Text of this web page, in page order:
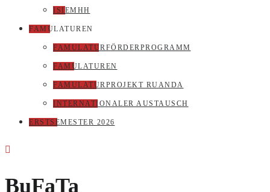
ISIEMHH
FAMULATUREN
FAMULATURFÖRDERPROGRAMM
FAMULATUREN
FAMULATURPROJEKT RUANDA
INTERNATIONALER AUSTAUSCH
ERSTSEMESTER 2026
BuFaTa